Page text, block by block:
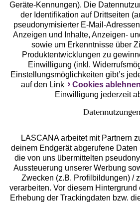
Unsere Apps
Services
Beratung
Geräte-Kennungen). Die
der Identifikation auf Drittseiten
pseudonymisierter E-Mail-
Anzeigen und Inhalte, Anzeigen-
sowie um Erkenntnisse über
Produktentwicklungen zu
Einwilligung (inkl.
Einstellungsmöglichkeiten gibt’s
auf den Link
Cookies ablehnen
Einwilligung jederzeit
Datennutzungen
LASCANA arbeitet mit Partnern
deinem Endgerät abgerufene Daten
die von uns übermittelten
Aussteuerung unserer Werbung
Zwecken (z.B. Profilbildungen) /
verarbeiten. Vor diesem Hintergrund
Erhebung der Trackingdaten bzw.